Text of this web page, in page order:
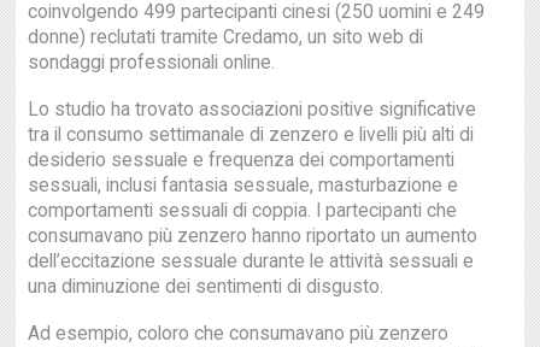
coinvolgendo 499 partecipanti cinesi (250 uomini e 249
donne) reclutati tramite Credamo, un sito web di
sondaggi professionali online.
Lo studio ha trovato associazioni positive significative
tra il consumo settimanale di zenzero e livelli più alti di
desiderio sessuale e frequenza dei comportamenti
sessuali, inclusi fantasia sessuale, masturbazione e
comportamenti sessuali di coppia. I partecipanti che
consumavano più zenzero hanno riportato un aumento
dell’eccitazione sessuale durante le attività sessuali e
una diminuzione dei sentimenti di disgusto.
Ad esempio, coloro che consumavano più zenzero